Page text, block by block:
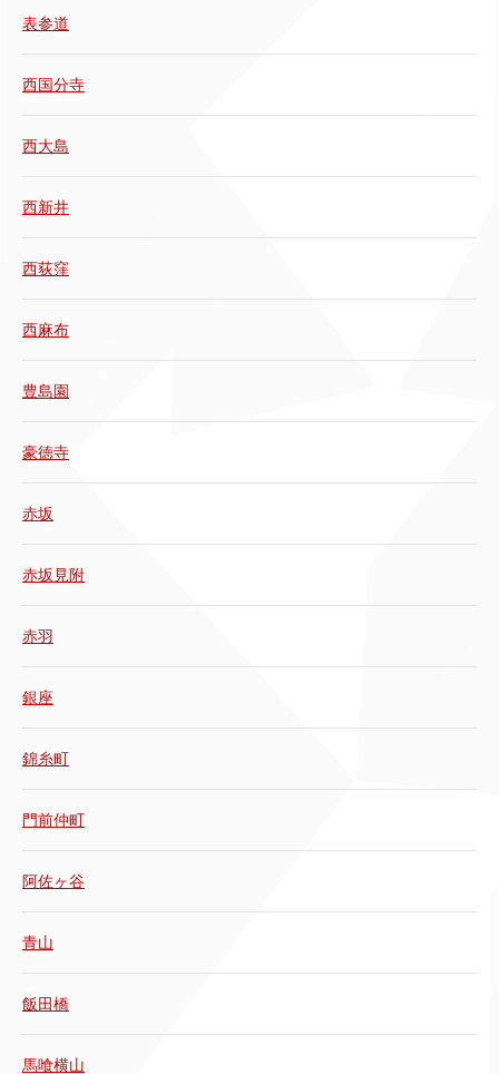
表参道
西国分寺
西大島
西新井
西荻窪
西麻布
豊島園
豪徳寺
赤坂
赤坂見附
赤羽
銀座
錦糸町
門前仲町
阿佐ヶ谷
青山
飯田橋
馬喰横山